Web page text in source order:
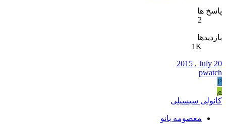
پاسخ ها
2
بازدیدها
1K
2015 , July 20
pwatch
P
م
کانولی سیسیلی
معصومه بانو